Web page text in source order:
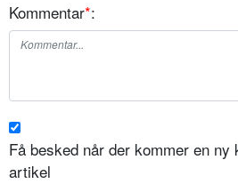
Kommentar*:
Få besked når der kommer en ny
artikel